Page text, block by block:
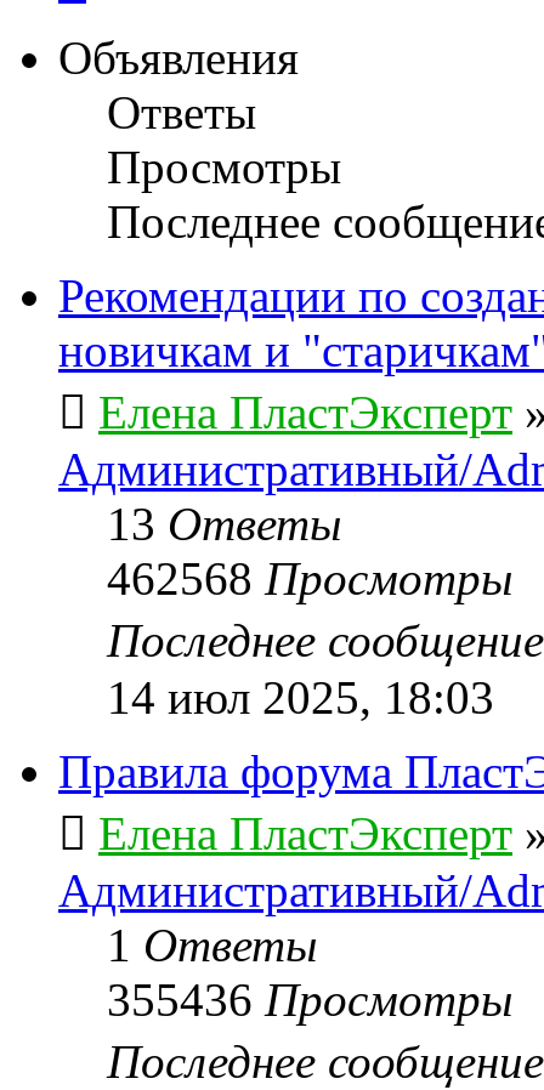
Объявления
Ответы
Просмотры
Последнее
Рекомендации по
новичкам и
Елена ПластЭксперт
Административный/
13 Ответы
462568 Просмотры
Последнее
14 июл 2025, 18:03
Правила форума
Елена ПластЭксперт
Административный/
1 Ответы
355436 Просмотры
Последнее